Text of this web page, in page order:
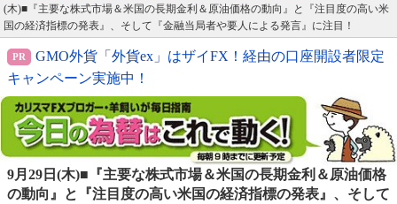
(木)■『主要な株式市場＆米国の長期金利＆原油価格の動向』と『注目度の高い米
国の経済指標の発表』、そして『金融当局者や要人による発言』に注目！
GMO外貨「外貨ex」はザイFX！経由の口座開設者限定
キャンペーン実施中！
9月29日(木)■『主要な株式市場＆米国の長期金利＆原油価格
の動向』と『注目度の高い米国の経済指標の発表』、そして